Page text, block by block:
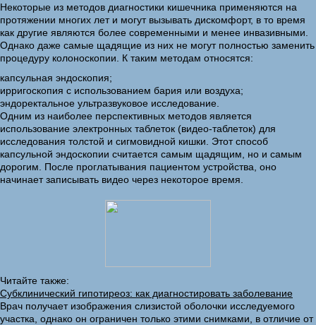
Некоторые из методов диагностики кишечника применяются на
протяжении многих лет и могут вызывать дискомфорт, в то время
как другие являются более современными и менее инвазивными.
Однако даже самые щадящие из них не могут полностью заменить
процедуру колоноскопии. К таким методам относятся:
капсульная эндоскопия;
ирригоскопия с использованием бария или воздуха;
эндоректальное ультразвуковое исследование.
Одним из наиболее перспективных методов является
использование электронных таблеток (видео-таблеток) для
исследования толстой и сигмовидной кишки. Этот способ
капсульной эндоскопии считается самым щадящим, но и самым
дорогим. После проглатывания пациентом устройства, оно
начинает записывать видео через некоторое время.
Читайте также:
Субклинический гипотиреоз: как диагностировать заболевание
Врач получает изображения слизистой оболочки исследуемого
участка, однако он ограничен только этими снимками, в отличие от